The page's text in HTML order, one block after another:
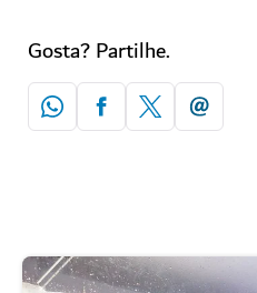
Gosta? Partilhe.